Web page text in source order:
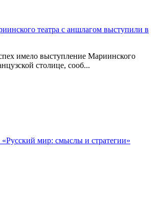
театра с аншлагом выступили в
имело выступление Мариинского
столице, сооб...
мир: смыслы и стратегии»